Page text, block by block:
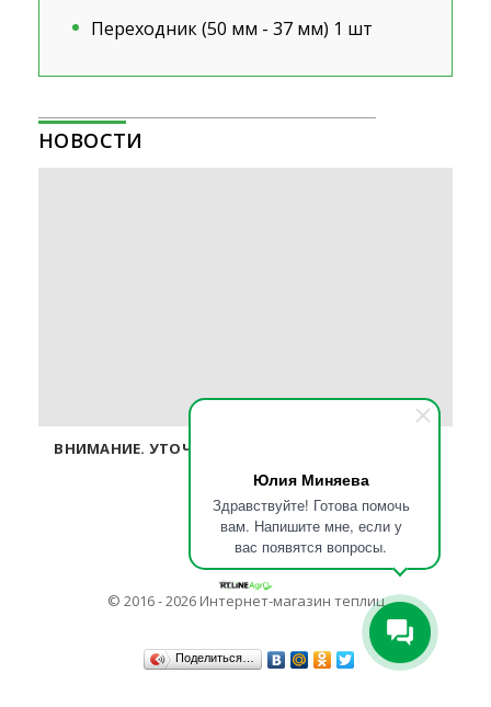
Юлия Миняева
Здравствуйте! Готова помочь
вам. Напишите мне, если у
вас появятся вопросы.
НОВОСТИ
ВНИМАНИЕ. УТОЧНЯЙТЕ ЦЕНЫ У ОПЕРАТОРОВ ПО
Переходник (50 мм - 37 мм) 1 шт
© 2016 - 2026 Интернет-магазин теплиц
Поделиться…